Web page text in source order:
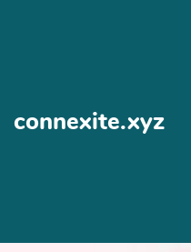
connexite.xyz